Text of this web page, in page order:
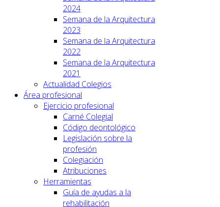
2024
Semana de la Arquitectura
2023
Semana de la Arquitectura
2022
Semana de la Arquitectura
2021
Actualidad Colegios
Área profesional
Ejercicio profesional
Carné Colegial
Código deontológico
Legislación sobre la
profesión
Colegiación
Atribuciones
Herramientas
Guía de ayudas a la
rehabilitación